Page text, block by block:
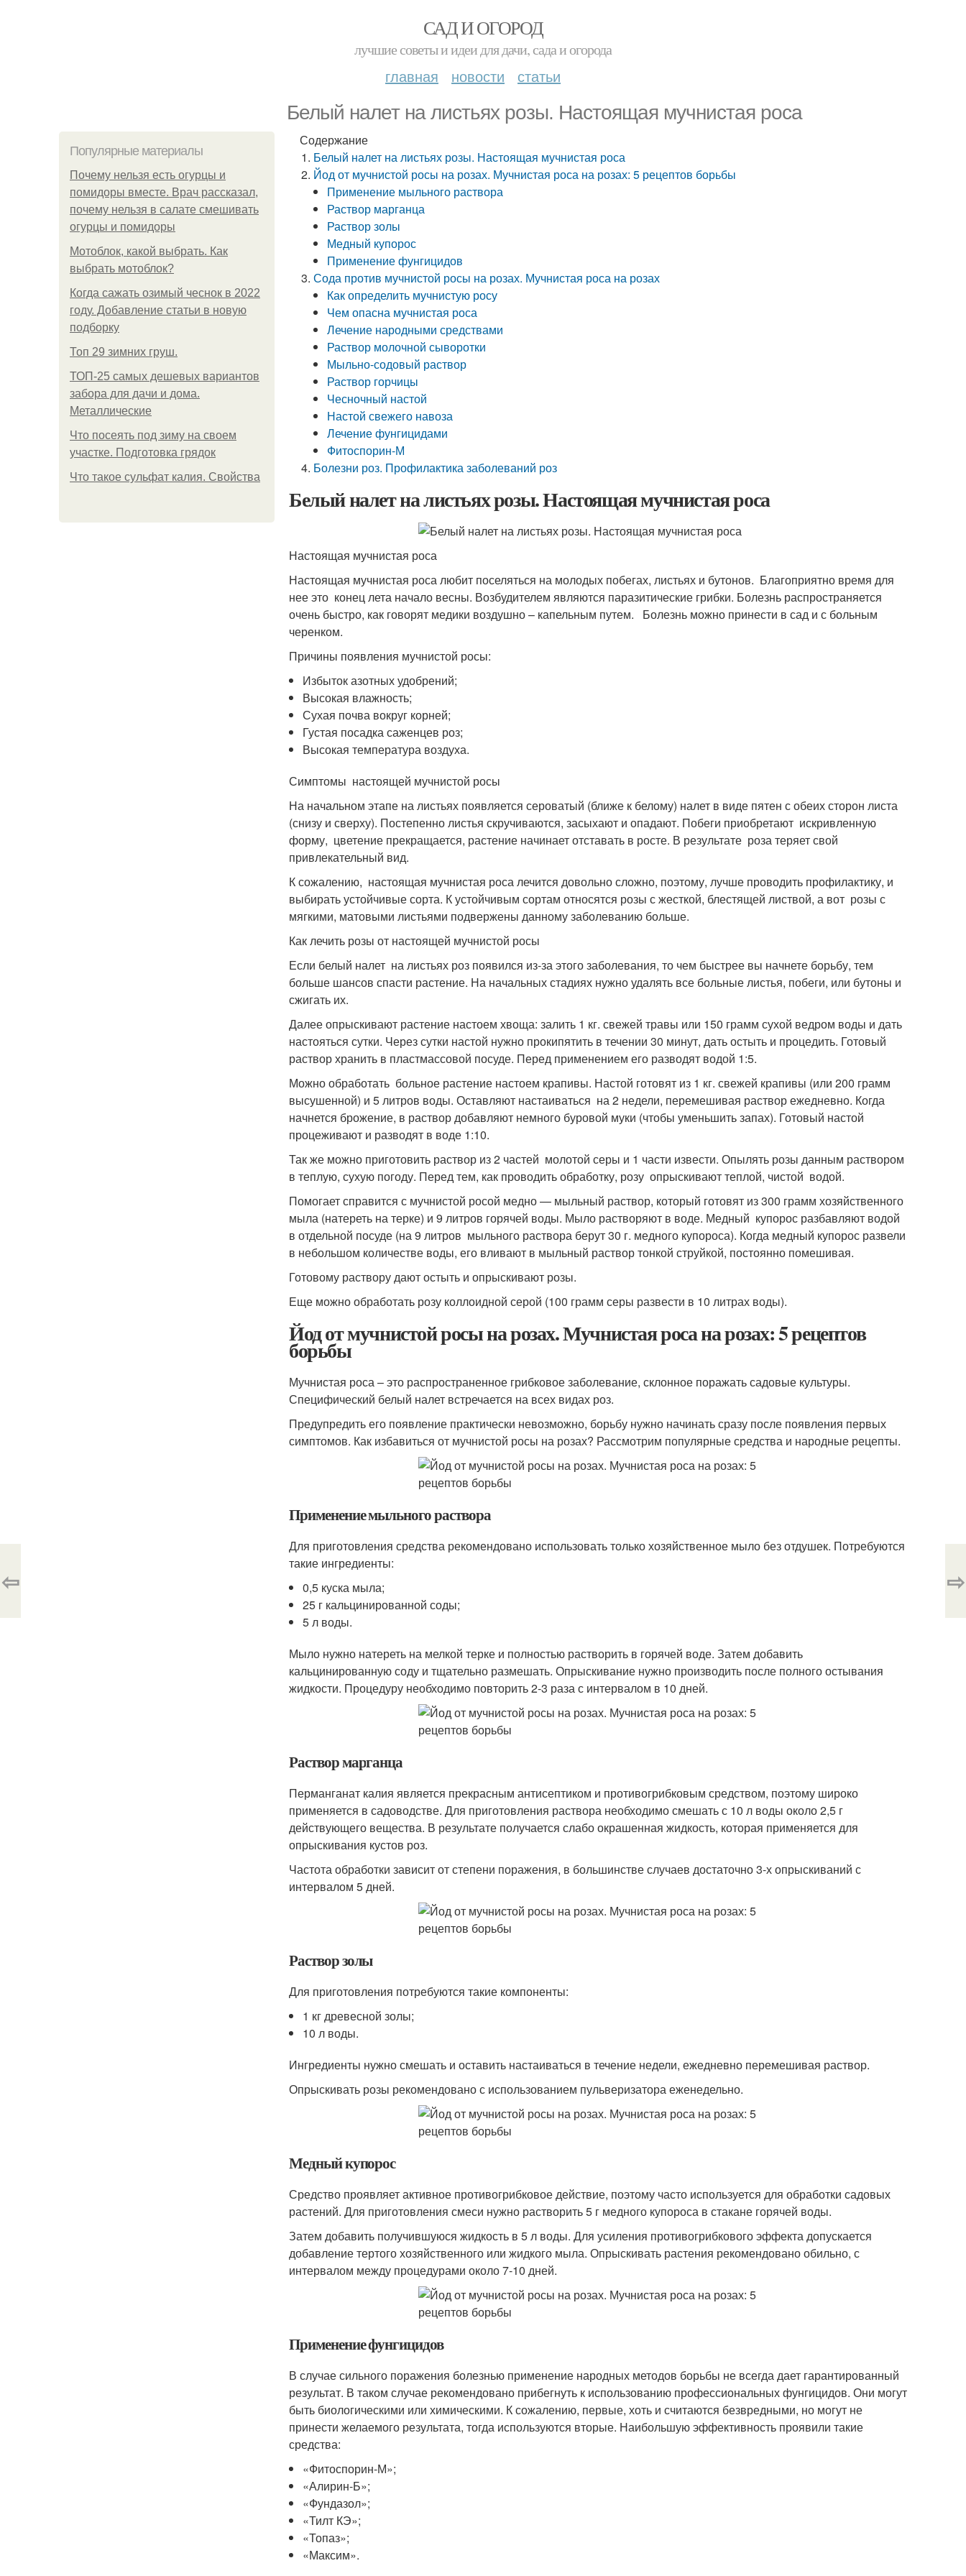
САД И ОГОРОД
лучшие советы и идеи для дачи, сада и огорода
главная новости статьи
Белый налет на листьях розы. Настоящая мучнистая роса
Популярные материалы
Почему нельзя есть огурцы и
помидоры вместе. Врач рассказал,
почему нельзя в салате смешивать
огурцы и помидоры
Мотоблок, какой выбрать. Как
выбрать мотоблок?
Когда сажать озимый чеснок в 2022
году. Добавление статьи в новую
подборку
Топ 29 зимних груш.
ТОП-25 самых дешевых вариантов
забора для дачи и дома.
Металлические
Что посеять под зиму на своем
участке. Подготовка грядок
Что такое сульфат калия. Свойства
Содержание
Белый налет на листьях розы. Настоящая мучнистая роса
Йод от мучнистой росы на розах. Мучнистая роса на розах: 5 рецептов борьбы
Применение мыльного раствора
Раствор марганца
Раствор золы
Медный купорос
Применение фунгицидов
Сода против мучнистой росы на розах. Мучнистая роса на розах
Как определить мучнистую росу
Чем опасна мучнистая роса
Лечение народными средствами
Раствор молочной сыворотки
Мыльно-содовый раствор
Раствор горчицы
Чесночный настой
Настой свежего навоза
Лечение фунгицидами
Фитоспорин-М
Болезни роз. Профилактика заболеваний роз
Белый налет на листьях розы. Настоящая мучнистая роса
Настоящая мучнистая роса
Настоящая мучнистая роса любит поселяться на молодых побегах, листьях и бутонов. Благоприятно время для
нее это конец лета начало весны. Возбудителем являются паразитические грибки. Болезнь распространяется
очень быстро, как говорят медики воздушно – капельным путем. Болезнь можно принести в сад и с больным
черенком.
Причины появления мучнистой росы:
Избыток азотных удобрений;
Высокая влажность;
Сухая почва вокруг корней;
Густая посадка саженцев роз;
Высокая температура воздуха.
Симптомы настоящей мучнистой росы
На начальном этапе на листьях появляется сероватый (ближе к белому) налет в виде пятен с обеих сторон листа
(снизу и сверху). Постепенно листья скручиваются, засыхают и опадают. Побеги приобретают искривленную
форму, цветение прекращается, растение начинает отставать в росте. В результате роза теряет свой
привлекательный вид.
К сожалению, настоящая мучнистая роса лечится довольно сложно, поэтому, лучше проводить профилактику, и
выбирать устойчивые сорта. К устойчивым сортам относятся розы с жесткой, блестящей листвой, а вот розы с
мягкими, матовыми листьями подвержены данному заболеванию больше.
Как лечить розы от настоящей мучнистой росы
Если белый налет на листьях роз появился из-за этого заболевания, то чем быстрее вы начнете борьбу, тем
больше шансов спасти растение. На начальных стадиях нужно удалять все больные листья, побеги, или бутоны и
сжигать их.
Далее опрыскивают растение настоем хвоща: залить 1 кг. свежей травы или 150 грамм сухой ведром воды и дать
настояться сутки. Через сутки настой нужно прокипятить в течении 30 минут, дать остыть и процедить. Готовый
раствор хранить в пластмассовой посуде. Перед применением его разводят водой 1:5.
Можно обработать больное растение настоем крапивы. Настой готовят из 1 кг. свежей крапивы (или 200 грамм
высушенной) и 5 литров воды. Оставляют настаиваться на 2 недели, перемешивая раствор ежедневно. Когда
начнется брожение, в раствор добавляют немного буровой муки (чтобы уменьшить запах). Готовый настой
процеживают и разводят в воде 1:10.
Так же можно приготовить раствор из 2 частей молотой серы и 1 части извести. Опылять розы данным раствором
в теплую, сухую погоду. Перед тем, как проводить обработку, розу опрыскивают теплой, чистой водой.
Помогает справится с мучнистой росой медно — мыльный раствор, который готовят из 300 грамм хозяйственного
мыла (натереть на терке) и 9 литров горячей воды. Мыло растворяют в воде. Медный купорос разбавляют водой
в отдельной посуде (на 9 литров мыльного раствора берут 30 г. медного купороса). Когда медный купорос развели
в небольшом количестве воды, его вливают в мыльный раствор тонкой струйкой, постоянно помешивая.
Готовому раствору дают остыть и опрыскивают розы.
Еще можно обработать розу коллоидной серой (100 грамм серы развести в 10 литрах воды).
Йод от мучнистой росы на розах. Мучнистая роса на розах: 5 рецептов
борьбы
Мучнистая роса – это распространенное грибковое заболевание, склонное поражать садовые культуры.
Специфический белый налет встречается на всех видах роз.
Предупредить его появление практически невозможно, борьбу нужно начинать сразу после появления первых
симптомов. Как избавиться от мучнистой росы на розах? Рассмотрим популярные средства и народные рецепты.
Применение мыльного раствора
Для приготовления средства рекомендовано использовать только хозяйственное мыло без отдушек. Потребуются
такие ингредиенты:
0,5 куска мыла;
25 г кальцинированной соды;
5 л воды.
Мыло нужно натереть на мелкой терке и полностью растворить в горячей воде. Затем добавить
кальцинированную соду и тщательно размешать. Опрыскивание нужно производить после полного остывания
жидкости. Процедуру необходимо повторить 2-3 раза с интервалом в 10 дней.
Раствор марганца
Перманганат калия является прекрасным антисептиком и противогрибковым средством, поэтому широко
применяется в садоводстве. Для приготовления раствора необходимо смешать с 10 л воды около 2,5 г
действующего вещества. В результате получается слабо окрашенная жидкость, которая применяется для
опрыскивания кустов роз.
Частота обработки зависит от степени поражения, в большинстве случаев достаточно 3-х опрыскиваний с
интервалом 5 дней.
Раствор золы
Для приготовления потребуются такие компоненты:
1 кг древесной золы;
10 л воды.
Ингредиенты нужно смешать и оставить настаиваться в течение недели, ежедневно перемешивая раствор.
Опрыскивать розы рекомендовано с использованием пульверизатора еженедельно.
Медный купорос
Средство проявляет активное противогрибковое действие, поэтому часто используется для обработки садовых
растений. Для приготовления смеси нужно растворить 5 г медного купороса в стакане горячей воды.
Затем добавить получившуюся жидкость в 5 л воды. Для усиления противогрибкового эффекта допускается
добавление тертого хозяйственного или жидкого мыла. Опрыскивать растения рекомендовано обильно, с
интервалом между процедурами около 7-10 дней.
Применение фунгицидов
В случае сильного поражения болезнью применение народных методов борьбы не всегда дает гарантированный
результат. В таком случае рекомендовано прибегнуть к использованию профессиональных фунгицидов. Они могут
быть биологическими или химическими. К сожалению, первые, хоть и считаются безвредными, но могут не
принести желаемого результата, тогда используются вторые. Наибольшую эффективность проявили такие
средства:
«Фитоспорин-М»;
«Алирин-Б»;
«Фундазол»;
«Тилт КЭ»;
«Топаз»;
«Максим».
⇦ ⇨